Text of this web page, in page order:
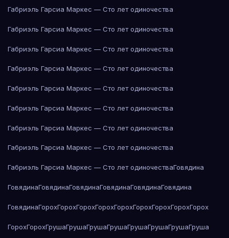
Габриэль Гарсиа Маркес — Сто лет одиночества
Габриэль Гарсиа Маркес — Сто лет одиночества
Габриэль Гарсиа Маркес — Сто лет одиночества
Габриэль Гарсиа Маркес — Сто лет одиночества
Габриэль Гарсиа Маркес — Сто лет одиночества
Габриэль Гарсиа Маркес — Сто лет одиночества
Габриэль Гарсиа Маркес — Сто лет одиночества
Габриэль Гарсиа Маркес — Сто лет одиночества
Габриэль Гарсиа Маркес — Сто лет одиночестваГовядина
ГовядинаГовядинаГовядинаГовядинаГовядинаГовядина
ГовядинаГорохГорохГорохГорохГорохГорохГорохГорохГорох
ГорохГорохГрушаГрушаГрушаГрушаГрушаГрушаГрушаГруша